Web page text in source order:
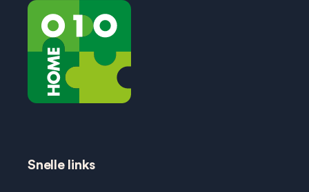
Snelle links